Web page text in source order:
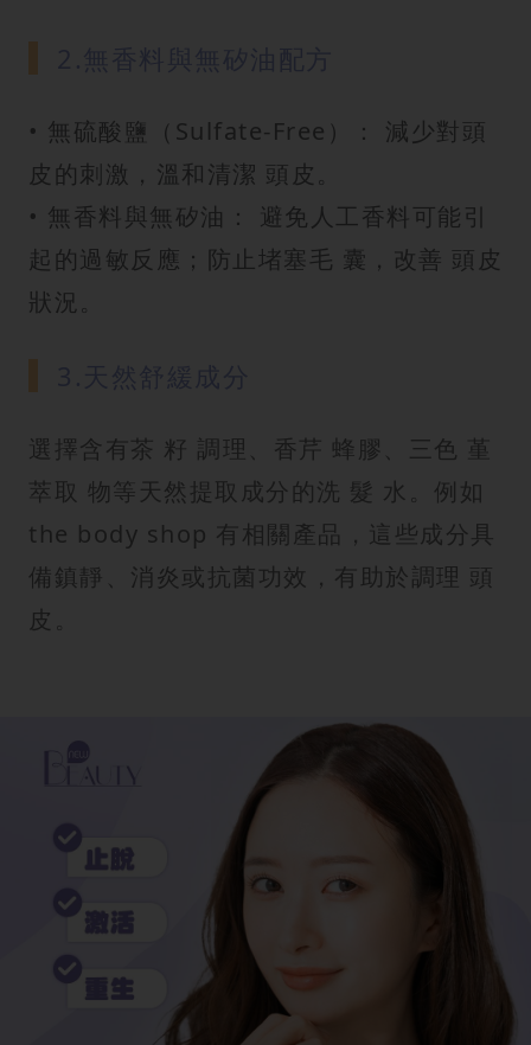
• 無硫酸鹽（Sulfate-Free）： 減少對頭
皮的刺激，溫和清潔 頭皮。
• 無香料與無矽油： 避免人工香料可能引
起的過敏反應；防止堵塞毛 囊，改善 頭皮
狀況。
選擇含有茶 籽 調理、香芹 蜂膠、三色 堇
萃取 物等天然提取成分的洗 髮 水。例如
the body shop 有相關產品，這些成分具
備鎮靜、消炎或抗菌功效，有助於調理 頭
皮。